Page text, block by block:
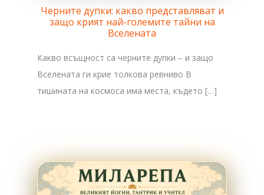
Черните дупки: какво представляват и
защо крият най-големите тайни на
Вселената
Какво всъщност са черните дупки – и защо
Вселената ги крие толкова ревниво В
тишината на космоса има места, където […]